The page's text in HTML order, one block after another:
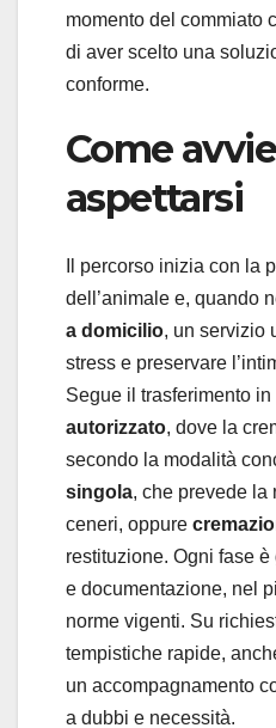
momento del commiato
di aver scelto una
conforme.
Come
aspettarsi
Il percorso inizia con la
dell’animale e, quando
a domicilio, un servizio
stress e preservare
Segue il trasferimento in
autorizzato, dove la
secondo la modalità
singola, che prevede la
ceneri, oppure
restituzione. Ogni fase
e documentazione, nel
norme vigenti. Su
tempistiche rapide,
un accompagnamento
a dubbi e necessità.